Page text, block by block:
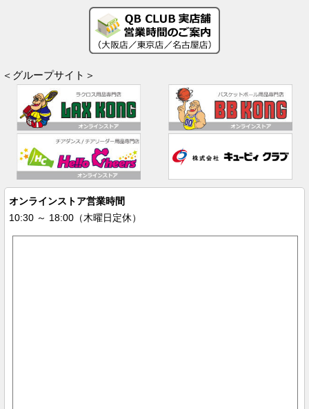
＜グループサイト＞
オンラインストア営業時間
10:30 ～ 18:00（木曜日定休）